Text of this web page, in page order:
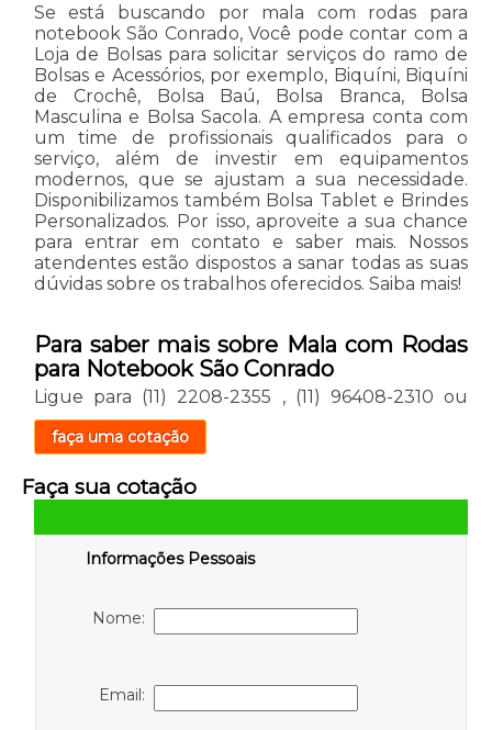
Se está buscando por mala com rodas para
notebook São Conrado, Você pode contar com a
Loja de Bolsas para solicitar serviços do ramo de
Bolsas e Acessórios, por exemplo, Biquíni, Biquíni
de Crochê, Bolsa Baú, Bolsa Branca, Bolsa
Masculina e Bolsa Sacola. A empresa conta com
um time de profissionais qualificados para o
serviço, além de investir em equipamentos
modernos, que se ajustam a sua necessidade.
Disponibilizamos também Bolsa Tablet e Brindes
Personalizados. Por isso, aproveite a sua chance
para entrar em contato e saber mais. Nossos
atendentes estão dispostos a sanar todas as suas
dúvidas sobre os trabalhos oferecidos. Saiba mais!
Para saber mais sobre Mala com Rodas
para Notebook São Conrado
Ligue para (11) 2208-2355 , (11) 96408-2310 ou
faça uma cotação
Faça sua cotação
Informações Pessoais
Nome:
Email: